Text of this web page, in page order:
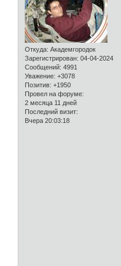
Откуда: Академгородок
Зарегистрирован: 04-04-2024
Сообщений: 4991
Уважение: +3078
Позитив: +1950
Провел на форуме:
2 месяца 11 дней
Последний визит:
Вчера 20:03:18